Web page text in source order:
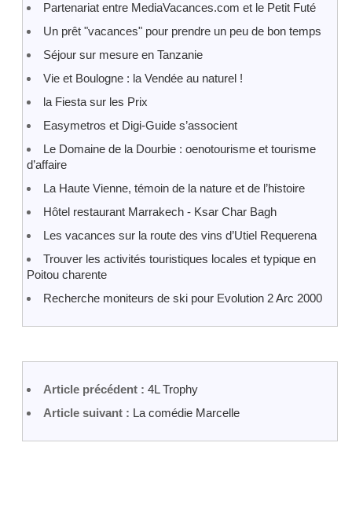
Partenariat entre MediaVacances.com et le Petit Futé
Un prêt "vacances" pour prendre un peu de bon temps
Séjour sur mesure en Tanzanie
Vie et Boulogne : la Vendée au naturel !
la Fiesta sur les Prix
Easymetros et Digi-Guide s’associent
Le Domaine de la Dourbie : oenotourisme et tourisme
d’affaire
La Haute Vienne, témoin de la nature et de l’histoire
Hôtel restaurant Marrakech - Ksar Char Bagh
Les vacances sur la route des vins d’Utiel Requerena
Trouver les activités touristiques locales et typique en
Poitou charente
Recherche moniteurs de ski pour Evolution 2 Arc 2000
Article précédent : 4L Trophy
Article suivant : La comédie Marcelle